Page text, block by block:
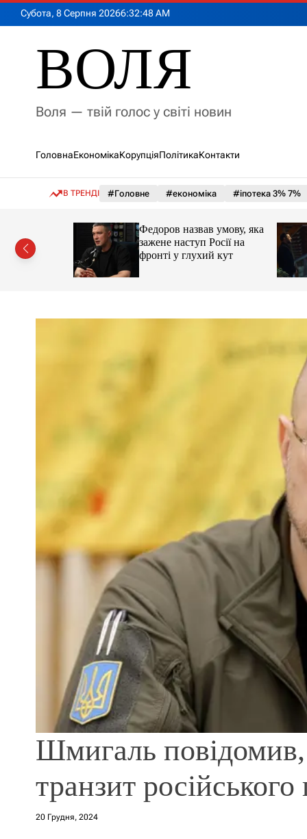
Субота, 8 Серпня 20266:32:50AM
ВОЛЯ
Воля — твій голос у світі новин
ГоловнаЕкономікаКорупціяПолітикаКонтакти
В ТРЕНДІ #Головне #економіка #іпотека 3% 7%
Федоров назвав умову, яка
зажене наступ Росії на
фронті у глухий кут
Шмигаль
транзит російського
20 Грудня, 2024